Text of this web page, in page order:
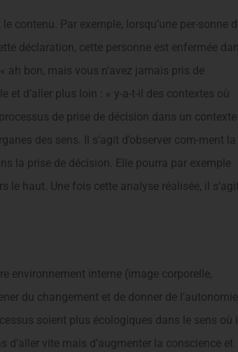
contenu. Par exemple, lorsqu’une per-sonne
déclaration, cette personne est enfermée
ah bon, mais vous n’avez jamais pris de
et d’aller plus loin : « y-a-t-il des contextes où
de prise de décision dans un contexte
des sens. Il s’agit d’observer com-ment la
la prise de décision. Elle pourra par exemple
le haut. Une fois cette analyse réalisée, il s’agit
environnement interne (image corporelle,
du changement et de donner de l’autonomie
soient plus écologiques dans le sens où
d’aller vite mais d’augmenter la conscience et